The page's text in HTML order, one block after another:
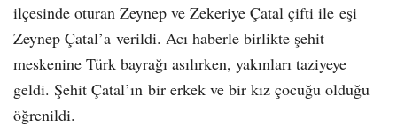
ilçesinde oturan Zeynep ve Zekeriye Çatal çifti ile eşi
Zeynep Çatal’a verildi. Acı haberle birlikte şehit
meskenine Türk bayrağı asılırken, yakınları taziyeye
geldi. Şehit Çatal’ın bir erkek ve bir kız çocuğu olduğu
öğrenildi.